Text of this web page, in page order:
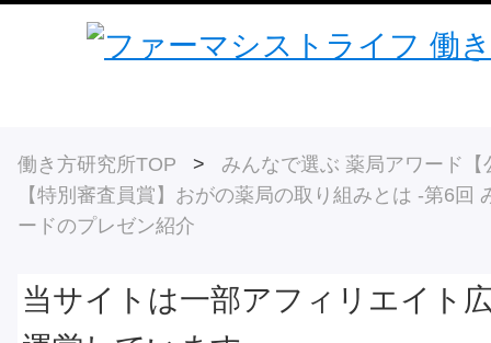
働き方研究所TOP > みんなで選ぶ 薬局アワード【
【特別審査員賞】おがの薬局の取り組みとは -第6回
ードのプレゼン紹介
当サイトは一部アフィリエイト